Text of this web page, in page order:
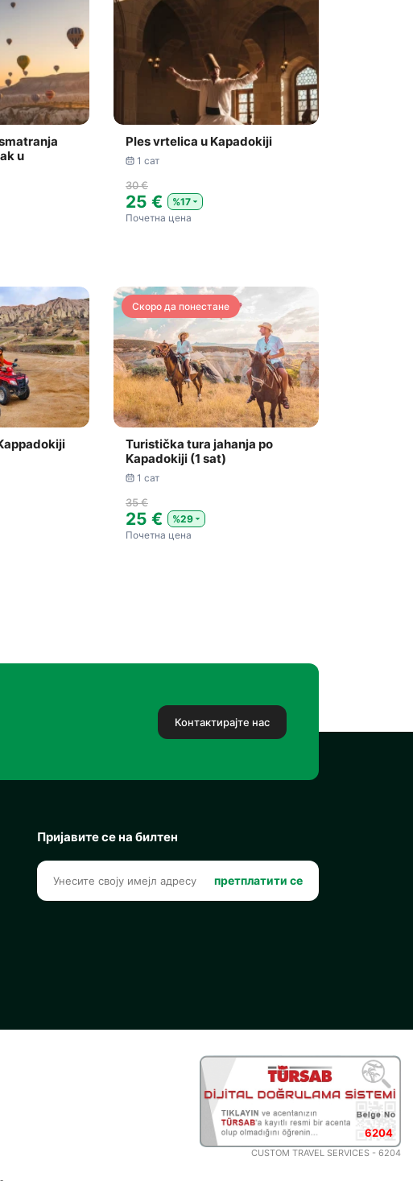
u
Ples vrtelica u Kapadokiji
1 сат
30 €
25 €
%17
Почетна цена
Скоро да понестане
Turistička tura jahanja po
Kapadokiji (1 sat)
1 сат
35 €
25 €
%29
Почетна цена
Контактирајте нас
Пријавите се на билтен
претплатити се
6204
CUSTOM TRAVEL SERVICES - 6204